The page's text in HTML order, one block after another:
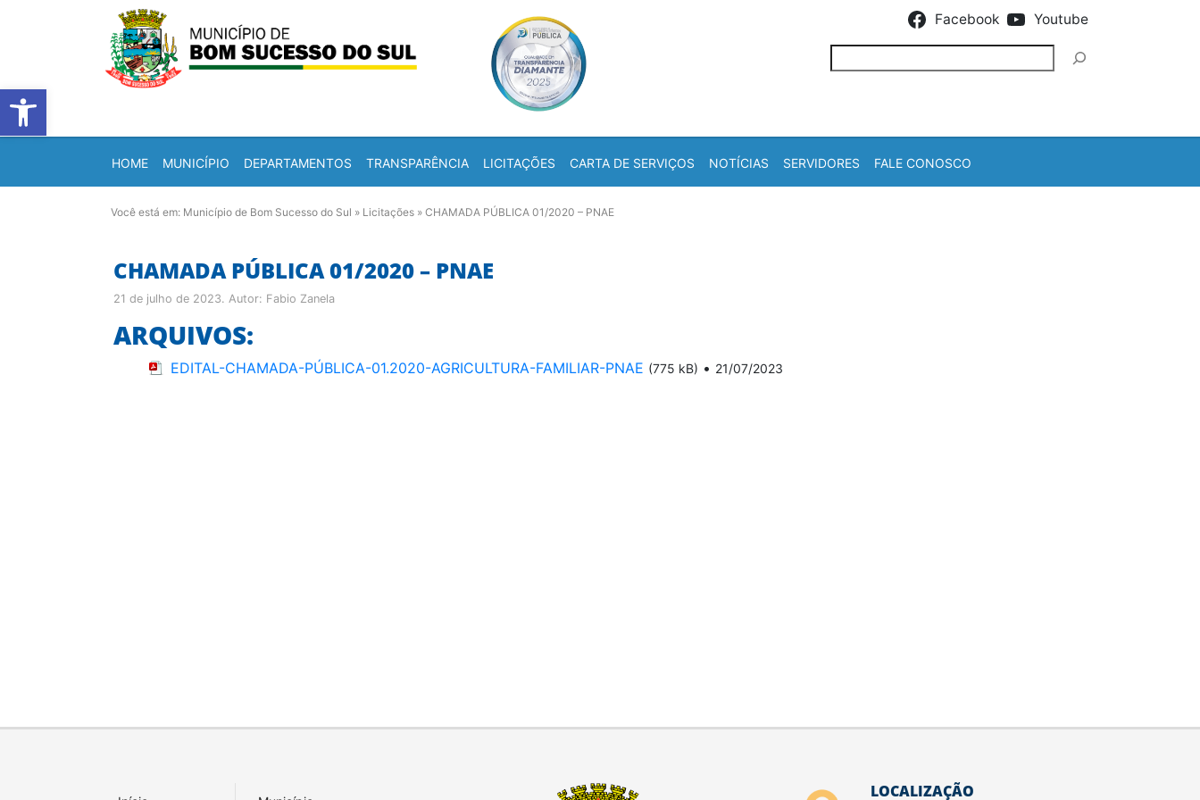
Barra de Ferramentas Aberta
Facebook Youtube
HOME MUNICÍPIO DEPARTAMENTOS TRANSPARÊNCIA LICITAÇÕES CARTA DE SERVIÇOS NOTÍCIAS SERVIDORES FALE CONOSCO
Você está em: Município de Bom Sucesso do Sul » Licitações » CHAMADA PÚBLICA 01/2020 – PNAE
CHAMADA PÚBLICA 01/2020 – PNAE
21 de julho de 2023. Autor: Fabio Zanela
ARQUIVOS:
EDITAL-CHAMADA-PÚBLICA-01.2020-AGRICULTURA-FAMILIAR-PNAE (775 kB) • 21/07/2023
LOCALIZAÇÃO